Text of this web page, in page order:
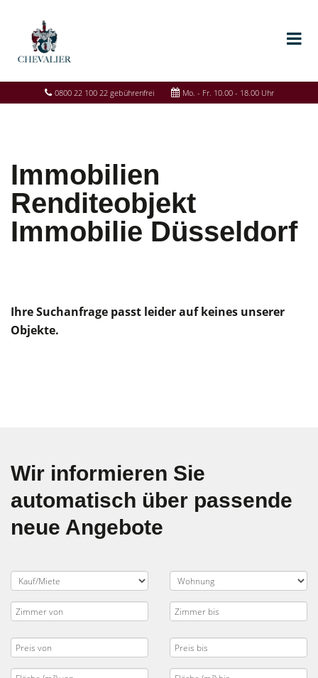
0800 22 100 22 gebührenfrei Mo. - Fr. 10.00 - 18.00 Uhr
Immobilien
Renditeobjekt
Immobilie Düsseldorf
Ihre Suchanfrage passt leider auf keines unserer
Objekte.
Wir informieren Sie
automatisch über passende
neue Angebote